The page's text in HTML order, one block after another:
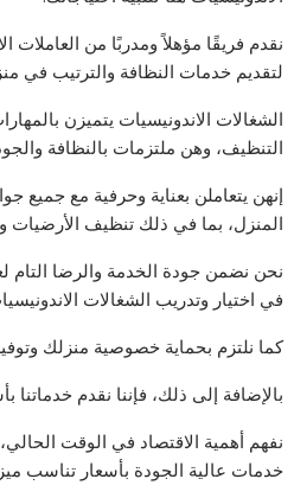
نقدم فريقًا مؤهلاً ومدربًا من العاملات
لتقديم خدمات النظافة والترتيب في
الشغالات الاندونيسيات يتميزن
التنظيف، وهن ملتزمات بالنظافة
إنهن يتعاملن بعناية وحرفية مع جميع
المنزل، بما في ذلك تنظيف الأرضيات
نحن نضمن جودة الخدمة والرضا التام
في اختيار وتدريب الشغالات
كما نلتزم بحماية خصوصية منزلك
بالإضافة إلى ذلك، فإننا نقدم خدماتنا
نفهم أهمية الاقتصاد في الوقت
خدمات عالية الجودة بأسعار تناسب